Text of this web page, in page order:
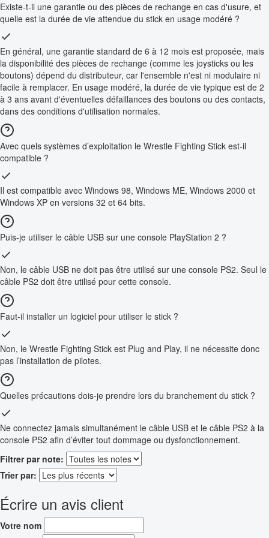
Existe-t-il une garantie ou des pièces de rechange en cas d'usure, et
quelle est la durée de vie attendue du stick en usage modéré ?
En général, une garantie standard de 6 à 12 mois est proposée, mais
la disponibilité des pièces de rechange (comme les joysticks ou les
boutons) dépend du distributeur, car l'ensemble n'est ni modulaire ni
facile à remplacer. En usage modéré, la durée de vie typique est de 2
à 3 ans avant d'éventuelles défaillances des boutons ou des contacts,
dans des conditions d'utilisation normales.
Avec quels systèmes d’exploitation le Wrestle Fighting Stick est-il
compatible ?
Il est compatible avec Windows 98, Windows ME, Windows 2000 et
Windows XP en versions 32 et 64 bits.
Puis-je utiliser le câble USB sur une console PlayStation 2 ?
Non, le câble USB ne doit pas être utilisé sur une console PS2. Seul le
câble PS2 doit être utilisé pour cette console.
Faut-il installer un logiciel pour utiliser le stick ?
Non, le Wrestle Fighting Stick est Plug and Play, il ne nécessite donc
pas l’installation de pilotes.
Quelles précautions dois-je prendre lors du branchement du stick ?
Ne connectez jamais simultanément le câble USB et le câble PS2 à la
console PS2 afin d’éviter tout dommage ou dysfonctionnement.
Filtrer par note:
Trier par:
Écrire un avis client
Votre nom